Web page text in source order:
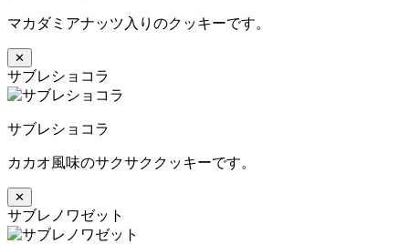
マカダミアナッツ入りのクッキーです。
✕
サブレショコラ
サブレショコラ
カカオ風味のサクサククッキーです。
✕
サブレノワゼット